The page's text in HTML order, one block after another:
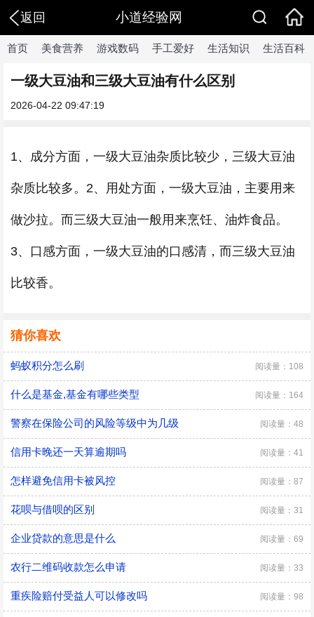
返回 小道经验网
首页 美食营养 游戏数码 手工爱好 生活知识 生活百科
一级大豆油和三级大豆油有什么区别
2026-04-22 09:47:19
1、成分方面，一级大豆油杂质比较少，三级大豆油
杂质比较多。2、用处方面，一级大豆油，主要用来
做沙拉。而三级大豆油一般用来烹饪、油炸食品。
3、口感方面，一级大豆油的口感清，而三级大豆油
比较香。
猜你喜欢
蚂蚁积分怎么刷 阅读量：108
什么是基金,基金有哪些类型 阅读量：164
警察在保险公司的风险等级中为几级 阅读量：48
信用卡晚还一天算逾期吗 阅读量：41
怎样避免信用卡被风控 阅读量：87
花呗与借呗的区别 阅读量：31
企业贷款的意思是什么 阅读量：69
农行二维码收款怎么申请 阅读量：33
重疾险赔付受益人可以修改吗 阅读量：98